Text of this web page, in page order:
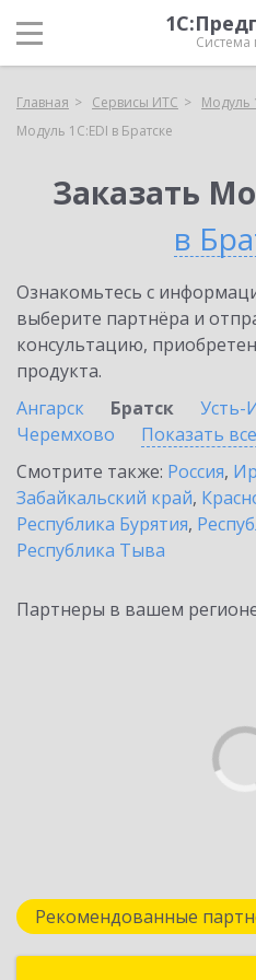
Главная Сервисы ИТС
Модуль
Модуль 1C:EDI в Братске
Заказать
в
Ознакомьтесь с
выберите партнёра и
консультацию,
продукта.
Ангарск
Братск Усть-
Черемхово
Показать
Смотрите также: Россия,
Забайкальский край,
Республика Бурятия,
Республика Тыва
Партнеры в вашем
Рекомендованные